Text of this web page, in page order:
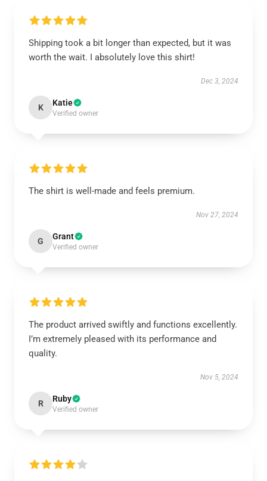
Shipping took a bit longer than expected, but it was
worth the wait. I absolutely love this shirt!
Dec 3, 2024
K Katie
Verified owner
The shirt is well-made and feels premium.
Nov 27, 2024
G Grant
Verified owner
The product arrived swiftly and functions excellently.
I’m extremely pleased with its performance and
quality.
Nov 5, 2024
R Ruby
Verified owner